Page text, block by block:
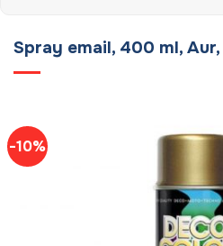
Spray email, 400 ml,
-10%